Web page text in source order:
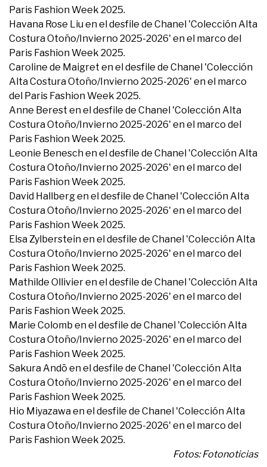
Paris Fashion Week 2025.
Havana Rose Liu en el desfile de Chanel 'Colección Alta
Costura Otoño/Invierno 2025-2026' en el marco del
Paris Fashion Week 2025.
Caroline de Maigret en el desfile de Chanel 'Colección
Alta Costura Otoño/Invierno 2025-2026' en el marco
del Paris Fashion Week 2025.
Anne Berest en el desfile de Chanel 'Colección Alta
Costura Otoño/Invierno 2025-2026' en el marco del
Paris Fashion Week 2025.
Leonie Benesch en el desfile de Chanel 'Colección Alta
Costura Otoño/Invierno 2025-2026' en el marco del
Paris Fashion Week 2025.
David Hallberg en el desfile de Chanel 'Colección Alta
Costura Otoño/Invierno 2025-2026' en el marco del
Paris Fashion Week 2025.
Elsa Zylberstein en el desfile de Chanel 'Colección Alta
Costura Otoño/Invierno 2025-2026' en el marco del
Paris Fashion Week 2025.
Mathilde Ollivier en el desfile de Chanel 'Colección Alta
Costura Otoño/Invierno 2025-2026' en el marco del
Paris Fashion Week 2025.
Marie Colomb en el desfile de Chanel 'Colección Alta
Costura Otoño/Invierno 2025-2026' en el marco del
Paris Fashion Week 2025.
Sakura Andō en el desfile de Chanel 'Colección Alta
Costura Otoño/Invierno 2025-2026' en el marco del
Paris Fashion Week 2025.
Hio Miyazawa en el desfile de Chanel 'Colección Alta
Costura Otoño/Invierno 2025-2026' en el marco del
Paris Fashion Week 2025.
Fotos: Fotonoticias